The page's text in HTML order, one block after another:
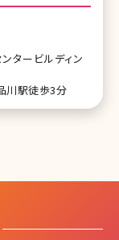
タービルディン
川駅徒歩3分